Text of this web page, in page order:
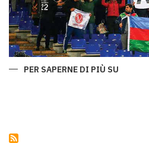
PER SAPERNE DI PIÙ SU